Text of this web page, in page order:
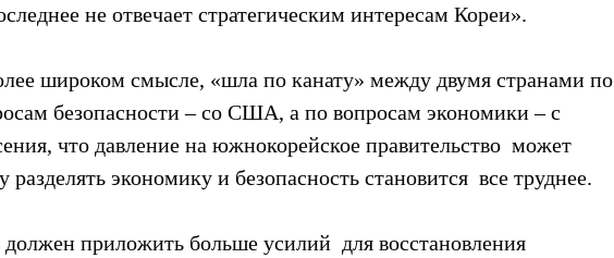
не отвечает стратегическим интересам Кореи».
широком смысле, «шла по канату» между двумя странами по
безопасности – со США, а по вопросам экономики – с
что давление на южнокорейское правительство  может
разделять экономику и безопасность становится  все труднее.
приложить больше усилий  для восстановления